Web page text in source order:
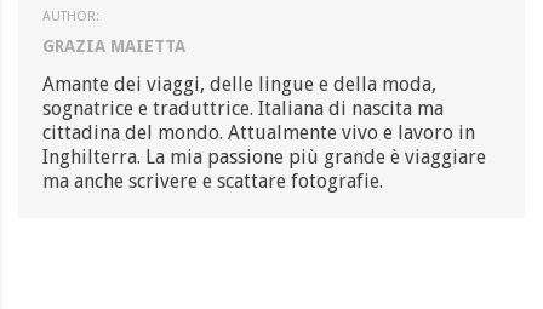
AUTHOR:
GRAZIA MAIETTA
Amante dei viaggi, delle lingue e della moda,
sognatrice e traduttrice. Italiana di nascita ma
cittadina del mondo. Attualmente vivo e lavoro in
Inghilterra. La mia passione più grande è viaggiare
ma anche scrivere e scattare fotografie.